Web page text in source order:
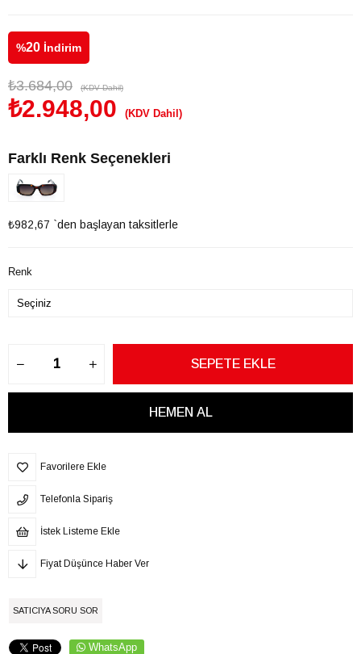
%20 İndirim
₺3.684,00 (KDV Dahil)
₺2.948,00 (KDV Dahil)
Farklı Renk Seçenekleri
₺982,67 `den başlayan taksitlerle
Renk
Favorilere Ekle
Telefonla Sipariş
İstek Listeme Ekle
Fiyat Düşünce Haber Ver
SATICIYA SORU SOR
WhatsApp